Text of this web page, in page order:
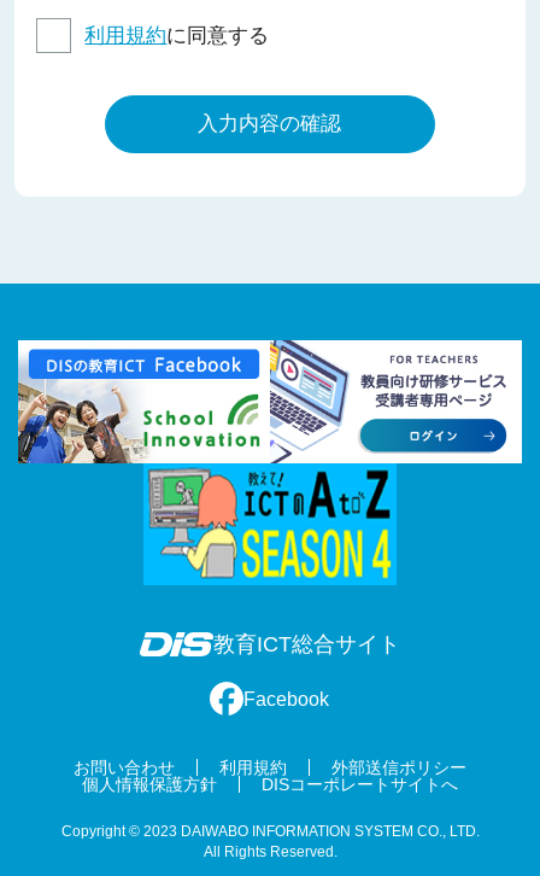
利用規約に同意する
入力内容の確認
教育ICT総合サイト
Facebook
お問い合わせ 利用規約
外部送信ポリシー
個人情報保護方針
DISコーポレートサイトへ
Copyright © 2023 DAIWABO INFORMATION SYSTEM CO., LTD.
All Rights Reserved.